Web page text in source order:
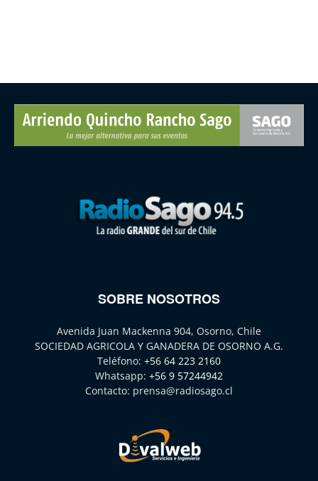
SOBRE NOSOTROS
Avenida Juan Mackenna 904, Osorno, Chile
SOCIEDAD AGRICOLA Y GANADERA DE OSORNO A.G.
Teléfono: +56 64 223 2160
Whatsapp: +56 9 57244942
Contacto: prensa@radiosago.cl